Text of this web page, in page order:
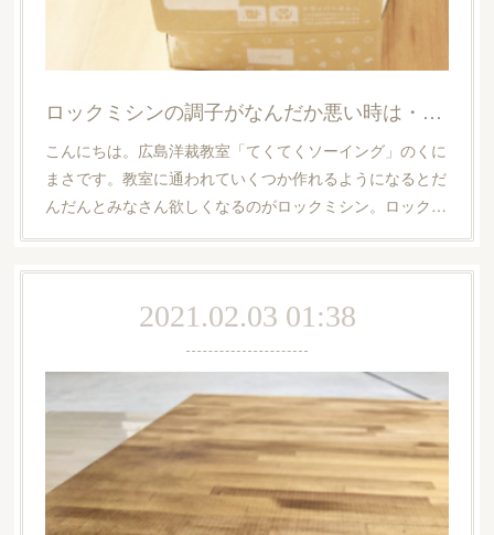
ロックミシンの調子がなんだか悪い時は・・・【広島洋裁教室・てくてくソーイング】
こんにちは。広島洋裁教室「てくてくソーイング」のくに
まさです。教室に通われていくつか作れるようになるとだ
んだんとみなさん欲しくなるのがロックミシン。ロック…
2021.02.03 01:38